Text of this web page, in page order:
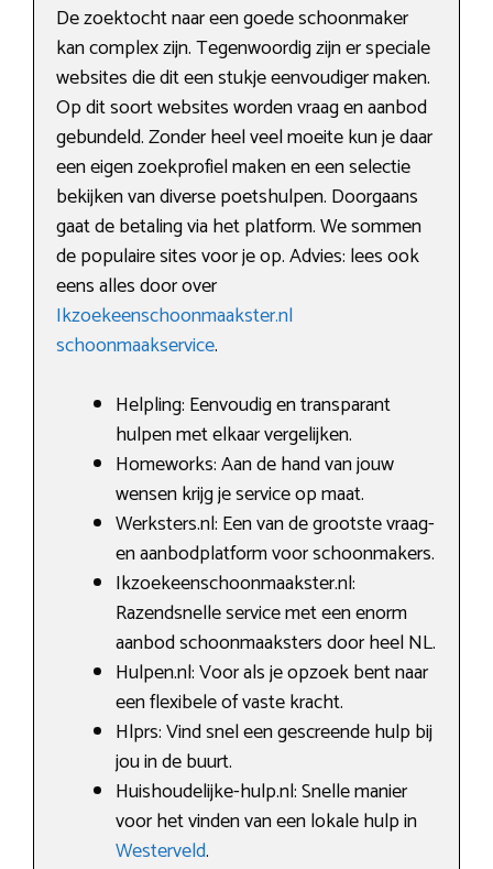
De zoektocht naar een goede schoonmaker
kan complex zijn. Tegenwoordig zijn er speciale
websites die dit een stukje eenvoudiger maken.
Op dit soort websites worden vraag en aanbod
gebundeld. Zonder heel veel moeite kun je daar
een eigen zoekprofiel maken en een selectie
bekijken van diverse poetshulpen. Doorgaans
gaat de betaling via het platform. We sommen
de populaire sites voor je op. Advies: lees ook
eens alles door over
Ikzoekeenschoonmaakster.nl
schoonmaakservice.
Helpling: Eenvoudig en transparant
hulpen met elkaar vergelijken.
Homeworks: Aan de hand van jouw
wensen krijg je service op maat.
Werksters.nl: Een van de grootste vraag-
en aanbodplatform voor schoonmakers.
Ikzoekeenschoonmaakster.nl:
Razendsnelle service met een enorm
aanbod schoonmaaksters door heel NL.
Hulpen.nl: Voor als je opzoek bent naar
een flexibele of vaste kracht.
Hlprs: Vind snel een gescreende hulp bij
jou in de buurt.
Huishoudelijke-hulp.nl: Snelle manier
voor het vinden van een lokale hulp in
Westerveld.